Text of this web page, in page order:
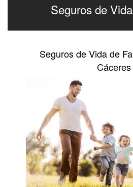
Seguros de
Seguros de Vida de
Cáceres